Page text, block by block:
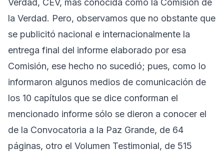
Verdad, CEV, más conocida como la Comisión de
la Verdad. Pero, observamos que no obstante que
se publicitó nacional e internacionalmente la
entrega final del informe elaborado por esa
Comisión, ese hecho no sucedió; pues, como lo
informaron algunos medios de comunicación de
los 10 capítulos que se dice conforman el
mencionado informe sólo se dieron a conocer el
de la Convocatoria a la Paz Grande, de 64
páginas, otro el Volumen Testimonial, de 515